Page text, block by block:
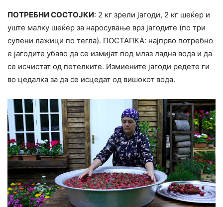
ПОТРЕБНИ СОСТОЈКИ: 2 кг зрели јагоди, 2 кг шеќер и
уште малку шеќер за наросување врз јагодите (по три
супени лажици по тегла). ПОСТАПКА: најпрво потребно
е јагодите убаво да се измијат под млаз ладна вода и да
се исчистат од петелките. Измиените јагоди редете ги
во цедалка за да се исцедат од вишокот вода.